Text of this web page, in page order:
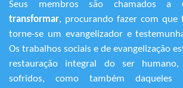
Seus membros são chamados a
transformar, procurando fazer com que
torne-se um evangelizador e
Os trabalhos sociais e de evangelização
restauração integral do ser
sofridos, como também